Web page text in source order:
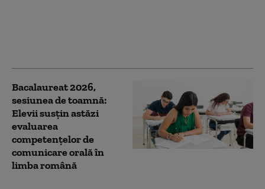
Bacalaureat 2026,
sesiunea de toamnă:
Elevii susțin astăzi
evaluarea
competențelor de
comunicare orală în
limba română